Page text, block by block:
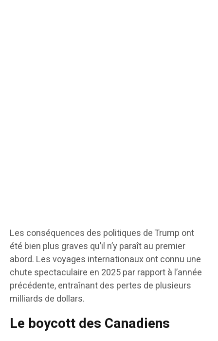
Les conséquences des politiques de Trump ont
été bien plus graves qu’il n’y paraît au premier
abord. Les voyages internationaux ont connu une
chute spectaculaire en 2025 par rapport à l’année
précédente, entraînant des pertes de plusieurs
milliards de dollars.
Le boycott des Canadiens